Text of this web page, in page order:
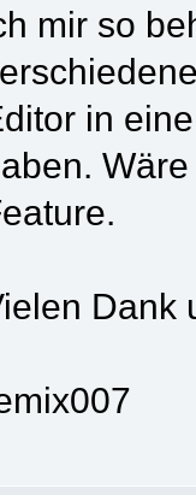
mir so
in
Dank